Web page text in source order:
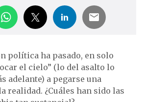
política ha pasado, en solo
el cielo” (lo del asalto lo
adelante) a pegarse una
realidad. ¿Cuáles han sido las